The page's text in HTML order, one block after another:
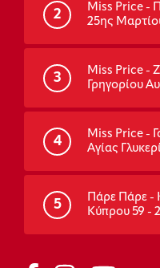
2
Miss Price -
25ης
3
Miss Price -
Γρηγορίου
4
Miss Price -
Αγίας
5
Πάρε Πάρε -
Κύπρου 59 -